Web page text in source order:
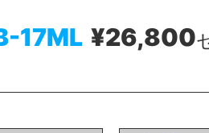
17ML ¥26,800